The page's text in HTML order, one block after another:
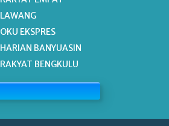
LAWANG
OKU EKSPRES
HARIAN BANYUASIN
RAKYAT BENGKULU